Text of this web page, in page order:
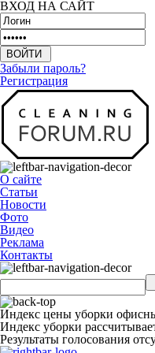
ВХОД НА САЙТ
Забыли пароль?
Регистрация
О сайте
Статьи
Новости
Фото
Видео
Реклама
Контакты
Индекс цены уборки
Индекс уборки
Результаты голосования